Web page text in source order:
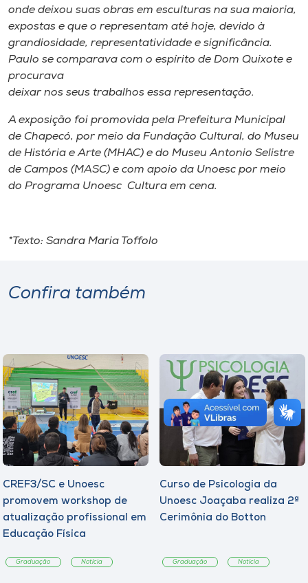
onde deixou suas obras em esculturas na sua maioria,
expostas e que o representam até hoje, devido à
grandiosidade, representatividade e significância.
Paulo se comparava com o espírito de Dom Quixote e
procurava
deixar nos seus trabalhos essa representação.
A exposição foi promovida pela Prefeitura Municipal
de Chapecó, por meio da Fundação Cultural, do Museu
de História e Arte (MHAC) e do Museu Antonio Selistre
de Campos (MASC) e com apoio da Unoesc por meio
do Programa Unoesc Cultura em cena.
*Texto: Sandra Maria Toffolo
Confira também
CREF3/SC e Unoesc
promovem workshop de
atualização profissional em
Educação Física
Graduação Notícia
Curso de Psicologia da
Unoesc Joaçaba realiza 2ª
Cerimônia do Botton
Graduação Notícia